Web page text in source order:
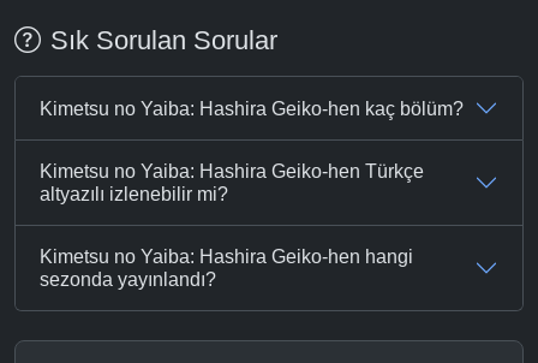
Sık Sorulan Sorular
Kimetsu no Yaiba: Hashira Geiko-hen kaç bölüm?
Kimetsu no Yaiba: Hashira Geiko-hen Türkçe
altyazılı izlenebilir mi?
Kimetsu no Yaiba: Hashira Geiko-hen hangi
sezonda yayınlandı?